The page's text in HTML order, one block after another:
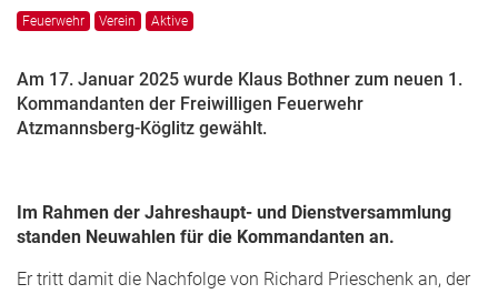
Feuerwehr Verein Aktive
Am 17. Januar 2025 wurde Klaus Bothner zum neuen 1.
Kommandanten der Freiwilligen Feuerwehr
Atzmannsberg-Köglitz gewählt.
Im Rahmen der Jahreshaupt- und Dienstversammlung
standen Neuwahlen für die Kommandanten an.
Er tritt damit die Nachfolge von Richard Prieschenk an, der